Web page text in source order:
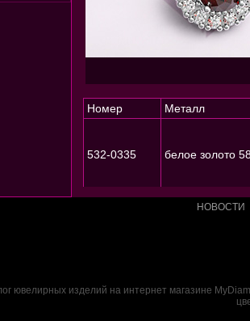
НОВОСТИ
Номер Металл
532-0335 белое золото
ювелирных изделий на интернет магазине